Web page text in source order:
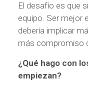
El desafío es que
equipo. Ser mejor
debería implicar
más compromiso
¿Qué hago con
empiezan?